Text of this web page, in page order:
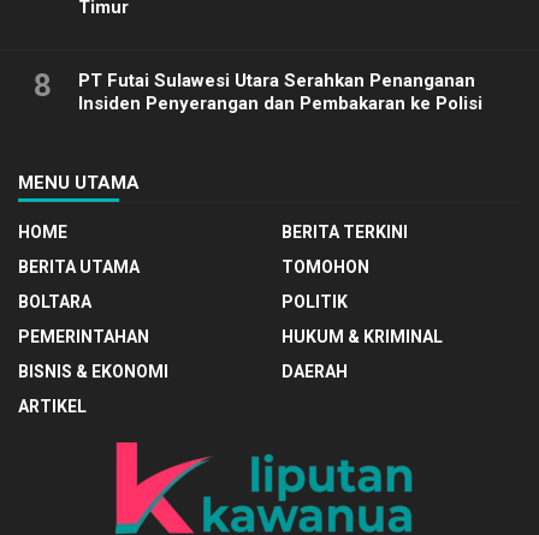
Timur
8
PT Futai Sulawesi Utara Serahkan Penanganan
Insiden Penyerangan dan Pembakaran ke Polisi
MENU UTAMA
HOME
BERITA TERKINI
BERITA UTAMA
TOMOHON
BOLTARA
POLITIK
PEMERINTAHAN
HUKUM & KRIMINAL
BISNIS & EKONOMI
DAERAH
ARTIKEL